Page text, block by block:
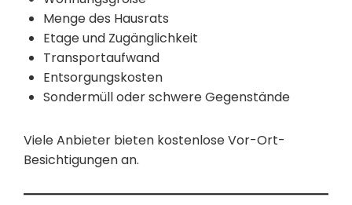
Menge des Hausrats
Etage und Zugänglichkeit
Transportaufwand
Entsorgungskosten
Sondermüll oder schwere Gegenstände
Viele Anbieter bieten kostenlose Vor-Ort-
Besichtigungen an.